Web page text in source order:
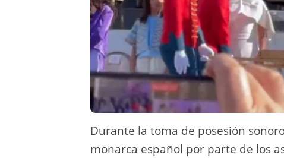
Durante la toma de posesión
monarca español por parte de los